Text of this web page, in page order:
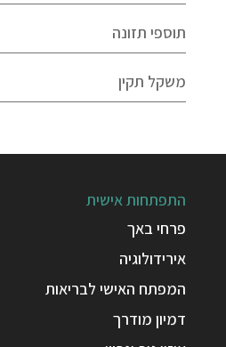
תוספי תזונה
משקל תקין
התפתחות אישית
פרחי באך
אירידולוגיה
המפתח האישי לבריאות
דמיון מודרך